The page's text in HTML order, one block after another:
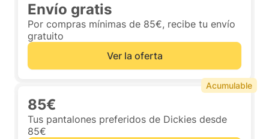
Envío gratis
Por compras mínimas de 85€, recibe tu envío
gratuito
Ver la oferta
85€
Tus pantalones preferidos de Dickies desde
85€
Acumulable